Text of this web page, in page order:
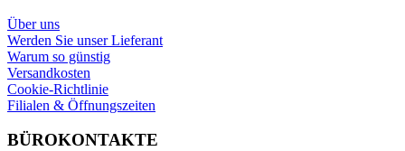
Über uns
Werden Sie unser Lieferant
Warum so günstig
Versandkosten
Cookie-Richtlinie
Filialen & Öffnungszeiten
BÜROKONTAKTE